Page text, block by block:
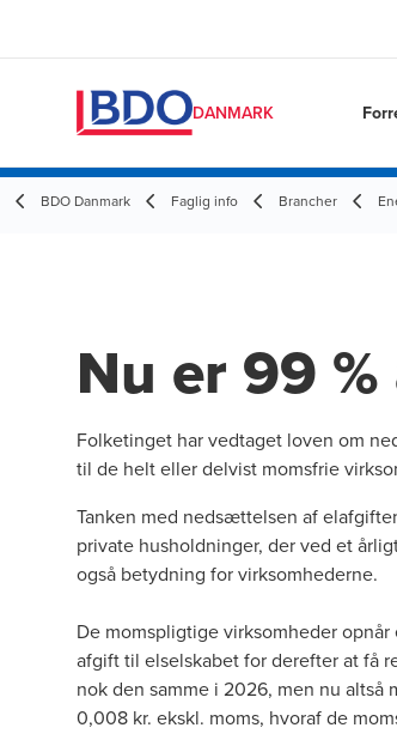
DANMARK
BDO Danmark Faglig info Brancher
Nu er 99
Folketinget har vedtaget loven om
til de helt eller delvist momsfrie
Tanken med nedsættelsen af
private husholdninger, der ved et
også betydning for virksomhederne.
De momspligtige virksomheder
afgift til elselskabet for derefter at få
nok den samme i 2026, men nu
0,008 kr. ekskl. moms, hvoraf de